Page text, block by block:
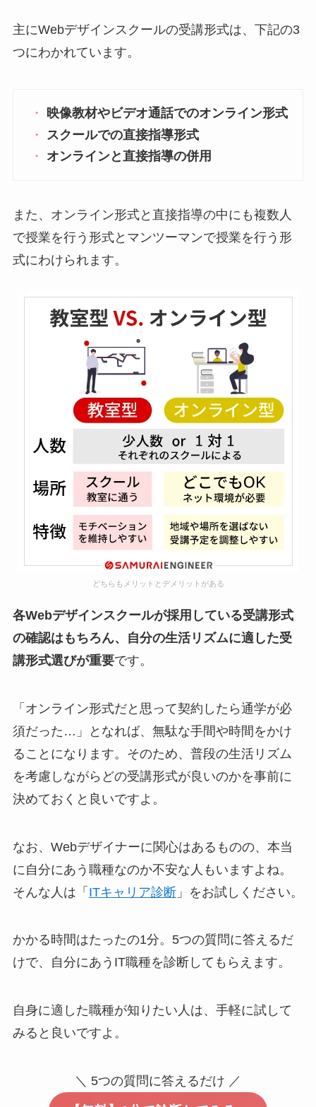
主にWebデザインスクールの受講形式は、下記の3
つにわかれています。
映像教材やビデオ通話でのオンライン形式
スクールでの直接指導形式
オンラインと直接指導の併用
また、オンライン形式と直接指導の中にも複数人
で授業を行う形式とマンツーマンで授業を行う形
式にわけられます。
どちらもメリットとデメリットがある
各Webデザインスクールが採用している受講形式
の確認はもちろん、自分の生活リズムに適した受
講形式選びが重要です。
「オンライン形式だと思って契約したら通学が必
須だった…」となれば、無駄な手間や時間をかけ
ることになります。そのため、普段の生活リズム
を考慮しながらどの受講形式が良いのかを事前に
決めておくと良いですよ。
なお、Webデザイナーに関心はあるものの、本当
に自分にあう職種なのか不安な人もいますよね。
そんな人は「 ITキャリア診断」をお試しください。
かかる時間はたったの1分。5つの質問に答えるだ
けで、自分にあうIT職種を診断してもらえます。
自身に適した職種が知りたい人は、手軽に試して
みると良いですよ。
＼ 5つの質問に答えるだけ ／